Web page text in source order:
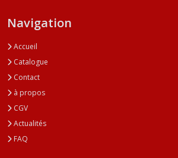
Navigation
Accueil
Catalogue
Contact
à propos
CGV
Actualités
FAQ